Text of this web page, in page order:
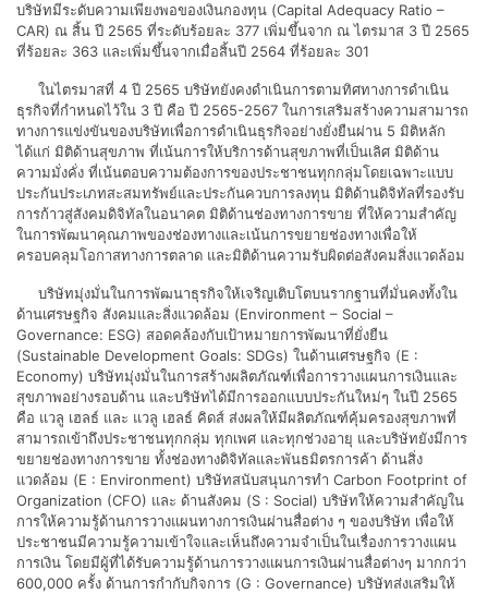
บริษัทมีระดับความเพียงพอของเงินกองทุน (Capital Adequacy Ratio –
CAR) ณ สิ้น ปี 2565 ที่ระดับร้อยละ 377 เพิ่มขึ้นจาก ณ ไตรมาส 3 ปี 2565
ที่ร้อยละ 363 และเพิ่มขึ้นจากเมื่อสิ้นปี 2564 ที่ร้อยละ 301
ในไตรมาสที่ 4 ปี 2565 บริษัทยังคงดำเนินการตามทิศทางการดำเนิน
ธุรกิจที่กำหนดไว้ใน 3 ปี คือ ปี 2565-2567 ในการเสริมสร้างความสามารถ
ทางการแข่งขันของบริษัทเพื่อการดำเนินธุรกิจอย่างยั่งยืนผ่าน 5 มิติหลัก
ได้แก่ มิติด้านสุขภาพ ที่เน้นการให้บริการด้านสุขภาพที่เป็นเลิศ มิติด้าน
ความมั่งคั่ง ที่เน้นตอบความต้องการของประชาชนทุกกลุ่มโดยเฉพาะแบบ
ประกันประเภทสะสมทรัพย์และประกันควบการลงทุน มิติด้านดิจิทัลที่รองรับ
การก้าวสู่สังคมดิจิทัลในอนาคต มิติด้านช่องทางการขาย ที่ให้ความสำคัญ
ในการพัฒนาคุณภาพของช่องทางและเน้นการขยายช่องทางเพื่อให้
ครอบคลุมโอกาสทางการตลาด และมิติด้านความรับผิดต่อสังคมสิ่งแวดล้อม
บริษัทมุ่งมั่นในการพัฒนาธุรกิจให้เจริญเติบโตบนรากฐานที่มั่นคงทั้งใน
ด้านเศรษฐกิจ สังคมและสิ่งแวดล้อม (Environment – Social –
Governance: ESG) สอดคล้องกับเป้าหมายการพัฒนาที่ยั่งยืน
(Sustainable Development Goals: SDGs) ในด้านเศรษฐกิจ (E :
Economy) บริษัทมุ่งมั่นในการสร้างผลิตภัณฑ์เพื่อการวางแผนการเงินและ
สุขภาพอย่างรอบด้าน และบริษัทได้มีการออกแบบประกันใหม่ๆ ในปี 2565
คือ แวลู เฮลธ์ และ แวลู เฮลธ์ คิดส์ ส่งผลให้มีผลิตภัณฑ์คุ้มครองสุขภาพที่
สามารถเข้าถึงประชาชนทุกกลุ่ม ทุกเพศ และทุกช่วงอายุ และบริษัทยังมีการ
ขยายช่องทางการขาย ทั้งช่องทางดิจิทัลและพันธมิตรการค้า ด้านสิ่ง
แวดล้อม (E : Environment) บริษัทสนับสนุนการทำ Carbon Footprint of
Organization (CFO) และ ด้านสังคม (S : Social) บริษัทให้ความสำคัญใน
การให้ความรู้ด้านการวางแผนทางการเงินผ่านสื่อต่าง ๆ ของบริษัท เพื่อให้
ประชาชนมีความรู้ความเข้าใจและเห็นถึงความจำเป็นในเรื่องการวางแผน
การเงิน โดยมีผู้ที่ได้รับความรู้ด้านการวางแผนการเงินผ่านสื่อต่างๆ มากกว่า
600,000 ครั้ง ด้านการกำกับกิจการ (G : Governance) บริษัทส่งเสริมให้